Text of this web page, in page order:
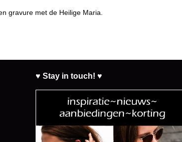
gravure met de Heilige Maria.
♥ Stay in touch! ♥